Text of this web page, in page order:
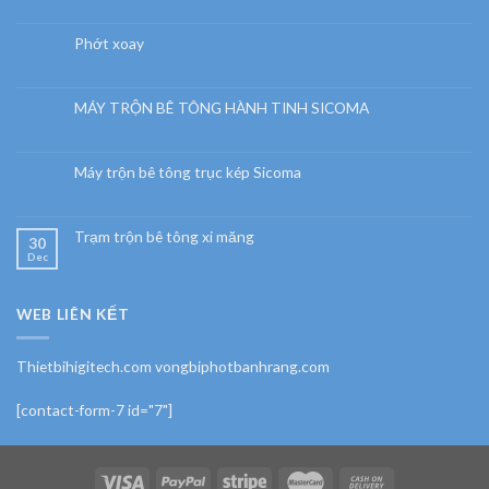
Phớt xoay
MÁY TRỘN BÊ TÔNG HÀNH TINH SICOMA
Máy trộn bê tông trục kép Sicoma
30
Dec
Trạm trộn bê tông xi măng
WEB LIÊN KẾT
Thietbihigitech.com vongbiphotbanhrang.com
[contact-form-7 id="7"]